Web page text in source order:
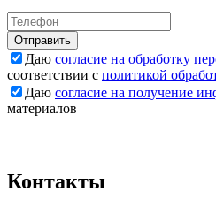
Отправить
Даю согласие на обработку
соответствии с политикой
Даю согласие на получение
материалов
Контакты